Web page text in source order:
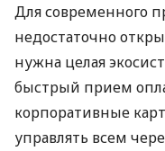
Для современного
недостаточно
нужна целая
быстрый прием
корпоративные
управлять всем